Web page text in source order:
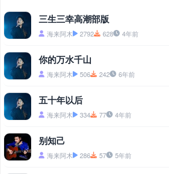
三生三幸高潮部版
海来阿木 2792 628 4年前
你的万水千山
海来阿木 506 242 6年前
五十年以后
海来阿木 334 77 4年前
别知己
海来阿木 286 57 5年前